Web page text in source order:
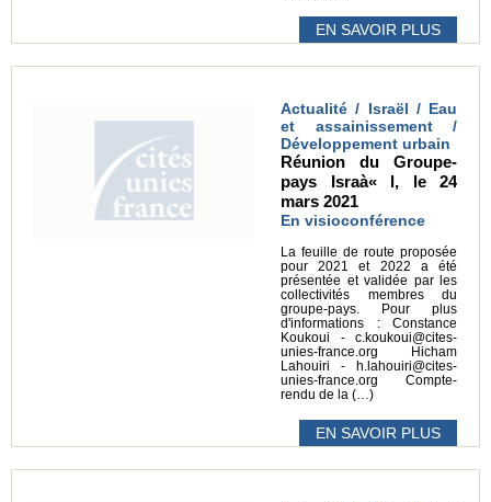
EN SAVOIR PLUS
Actualité / Israël / Eau
et assainissement /
Développement urbain
Réunion du Groupe-
pays Israà« l, le 24
mars 2021
En visioconférence
La feuille de route proposée
pour 2021 et 2022 a été
présentée et validée par les
collectivités membres du
groupe-pays. Pour plus
d'informations : Constance
Koukoui - c.koukoui@cites-
unies-france.org Hicham
Lahouiri - h.lahouiri@cites-
unies-france.org Compte-
rendu de la (…)
EN SAVOIR PLUS